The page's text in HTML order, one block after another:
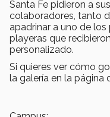
Santa Fe pidieron a
colaboradores, tanto
apadrinar a uno de
playeras que
personalizado.
Si quieres ver cómo
la galería en la página